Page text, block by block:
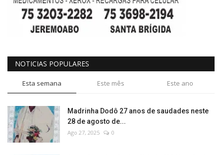
NOTICIAS POPULARES
Esta semana Este mês Este ano
Madrinha Dodô 27 anos de saudades neste
28 de agosto de...
Ago 27, 2025 0